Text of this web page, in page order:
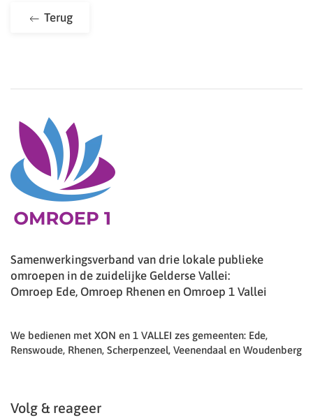
Terug
Samenwerkingsverband van drie lokale publieke
omroepen in de zuidelijke Gelderse Vallei:
Omroep Ede, Omroep Rhenen en Omroep 1 Vallei
We bedienen met XON en 1 VALLEI zes gemeenten: Ede,
Renswoude, Rhenen, Scherpenzeel, Veenendaal en Woudenberg
Volg & reageer